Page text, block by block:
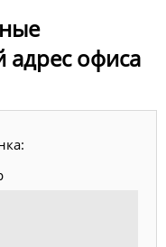
адрес офиса